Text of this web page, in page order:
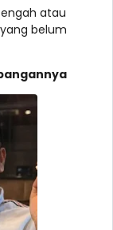
atau
belum